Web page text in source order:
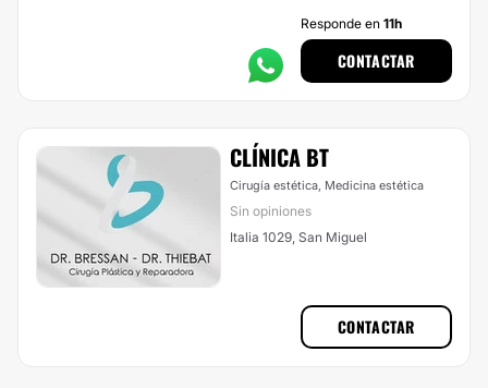
Responde en 11h
CONTACTAR
CLÍNICA BT
Cirugía estética, Medicina estética
Sin opiniones
Italia 1029, San Miguel
CONTACTAR